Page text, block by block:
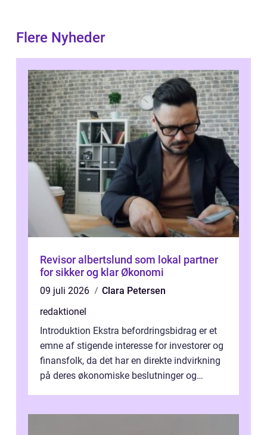
Flere Nyheder
Revisor albertslund som lokal partner
for sikker og klar Økonomi
09 juli 2026
Clara Petersen
redaktionel
Introduktion Ekstra befordringsbidrag er et
emne af stigende interesse for investorer og
finansfolk, da det har en direkte indvirkning
på deres økonomiske beslutninger og